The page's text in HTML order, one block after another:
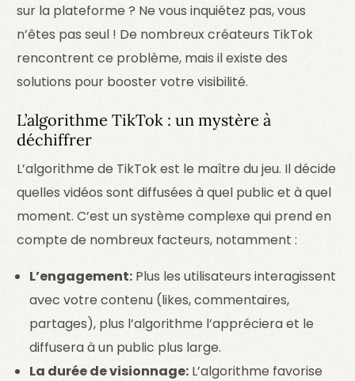
sur la plateforme ? Ne vous inquiétez pas, vous
n’êtes pas seul ! De nombreux créateurs TikTok
rencontrent ce problème, mais il existe des
solutions pour booster votre visibilité.
L’algorithme TikTok : un mystère à
déchiffrer
L’algorithme de TikTok est le maître du jeu. Il décide
quelles vidéos sont diffusées à quel public et à quel
moment. C’est un système complexe qui prend en
compte de nombreux facteurs, notamment :
L’engagement: Plus les utilisateurs interagissent
avec votre contenu (likes, commentaires,
partages), plus l’algorithme l’appréciera et le
diffusera à un public plus large.
La durée de visionnage: L’algorithme favorise